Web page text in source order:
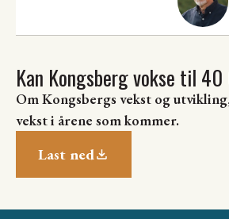
Kan Kongsberg vokse til
Om Kongsbergs vekst og
vekst i årene som kommer.
Last ned